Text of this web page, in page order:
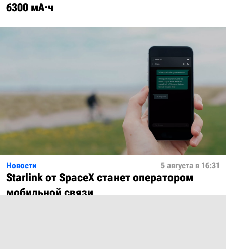
6300 мА·ч
Новости 5 августа в 16:31
Starlink от SpaceX станет оператором
мобильной связи